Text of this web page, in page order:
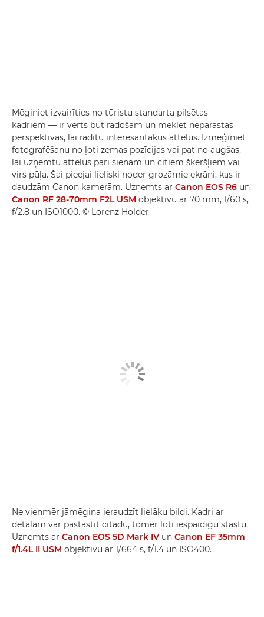
Mēģiniet izvairīties no tūristu standarta pilsētas
kadriem — ir vērts būt radošam un meklēt neparastas
perspektīvas, lai radītu interesantākus attēlus. Izmēģiniet
fotografēšanu no ļoti zemas pozīcijas vai pat no augšas,
lai uzņemtu attēlus pāri sienām un citiem šķēršļiem vai
virs pūļa. Šai pieejai lieliski noder grozāmie ekrāni, kas ir
daudzām Canon kamerām. Uzņemts ar Canon EOS R6 un
Canon RF 28-70mm F2L USM objektīvu ar 70 mm, 1/60 s,
f/2.8 un ISO1000. © Lorenz Holder
Ne vienmēr jāmēģina ieraudzīt lielāku bildi. Kadri ar
detaļām var pastāstīt citādu, tomēr ļoti iespaidīgu stāstu.
Uzņemts ar Canon EOS 5D Mark IV un Canon EF 35mm
f/1.4L II USM objektīvu ar 1/664 s, f/1.4 un ISO400.